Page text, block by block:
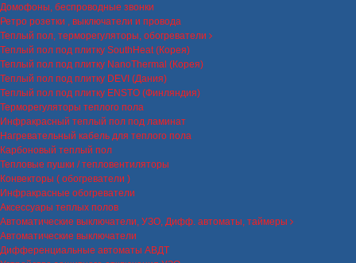
Домофоны, беспроводные звонки
Ретро розетки , выключатели и провода
Теплый пол, терморегуляторы, обогреватели
Теплый пол под плитку SouthHeat (Корея)
Теплый пол под плитку NanoThermal (Корея)
Теплый пол под плитку DEVI (Дания)
Теплый пол под плитку ENSTO (Финляндия)
Терморегуляторы теплого пола
Инфракрасный теплый пол под ламинат
Нагревательный кабель для теплого пола
Карбоновый теплый пол
Тепловые пушки / тепловентиляторы
Конвекторы ( обогреватели )
Инфракрасные обогреватели
Аксессуары теплых полов
Автоматические выключатели, УЗО, Дифф. автоматы, таймеры
Автоматические выключатели
Дифференциальные автоматы АВДТ